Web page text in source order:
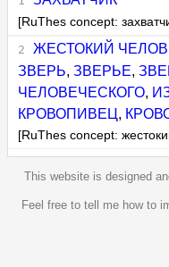
[RuThes concept:
ЖЕСТОКИЙ
ЗВЕРЬ,ЗВЕРЬЕ,
ЧЕЛОВЕЧЕСКОГО,
КРОВОПИВЕЦ ,
[RuThes concept:
This website is designed
Feel free to tell me how to